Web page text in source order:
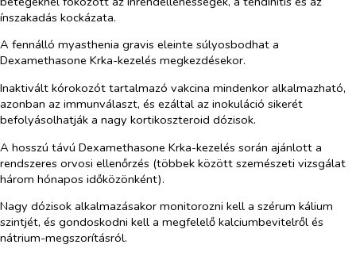
ínszakadás kockázata.
A fennálló myasthenia gravis eleinte súlyosbodhat a
Dexamethasone Krka-kezelés megkezdésekor.
Inaktivált kórokozót tartalmazó vakcina mindenkor alkalmazható,
azonban az immunválaszt, és ezáltal az inokuláció sikerét
befolyásolhatják a nagy kortikoszteroid dózisok.
A hosszú távú Dexamethasone Krka-kezelés során ajánlott a
rendszeres orvosi ellenőrzés (többek között szemészeti vizsgálat
három hónapos időközönként).
Nagy dózisok alkalmazásakor monitorozni kell a szérum kálium
szintjét, és gondoskodni kell a megfelelő kalciumbevitelről és
nátrium-megszorításról.